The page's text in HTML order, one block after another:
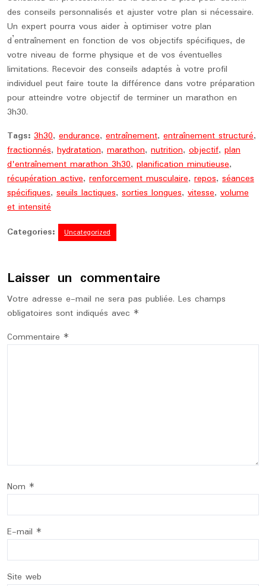
des conseils personnalisés et ajuster votre plan si nécessaire.
Un expert pourra vous aider à optimiser votre plan
d’entraînement en fonction de vos objectifs spécifiques, de
votre niveau de forme physique et de vos éventuelles
limitations. Recevoir des conseils adaptés à votre profil
individuel peut faire toute la différence dans votre préparation
pour atteindre votre objectif de terminer un marathon en
3h30.
Tags: 3h30, endurance, entraînement, entraînement structuré,
fractionnés, hydratation, marathon, nutrition, objectif, plan
d'entraînement marathon 3h30, planification minutieuse,
récupération active, renforcement musculaire, repos, séances
spécifiques, seuils lactiques, sorties longues, vitesse, volume
et intensité
Categories:
Uncategorized
Laisser un commentaire
Votre adresse e-mail ne sera pas publiée. Les champs
obligatoires sont indiqués avec *
Commentaire *
Nom *
E-mail *
Site web